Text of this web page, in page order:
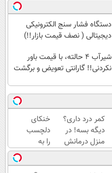
دستگاه فشار سنج الکترونیکی
دیجیتالی ( نصف قیمت بازار!!)
شیر‌آب ۴ حالته، با قیمت باور
نکردنی!! گارانتی تعویض و برگشت
کمر درد داری؟
دیگه بسه! در
منزل درمانش
کن
(◀پرسش‌نامه)
خنکای
دلچسب
را به
خانه یا
محل